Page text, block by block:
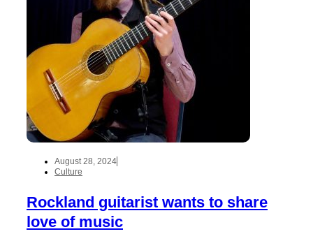
August 28, 2024
Culture
Rockland guitarist wants to share
love of music